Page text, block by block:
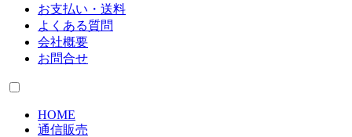
お支払い・送料
よくある質問
会社概要
お問合せ
HOME
通信販売